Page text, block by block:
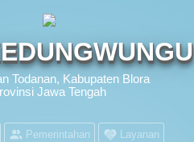
Todanan, Kabupaten Blora
Jawa Tengah
Pemerintahan Layanan